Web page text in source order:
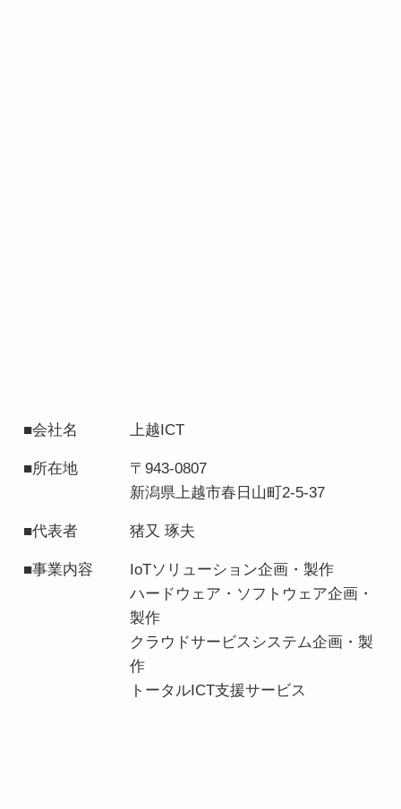
■会社名 上越ICT
■所在地
〒943-0807
新潟県上越市春日山町2-5-37
■代表者 猪又 琢夫
■事業内容
IoTソリューション企画・製作
ハードウェア・ソフトウェア企画・
製作
クラウドサービスシステム企画・製
作
トータルICT支援サービス